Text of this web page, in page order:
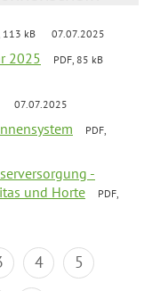
113 kB 07.07.2025
2025
PDF, 85 kB
07.07.2025
PDF,
-
und Horte
PDF,
4
5